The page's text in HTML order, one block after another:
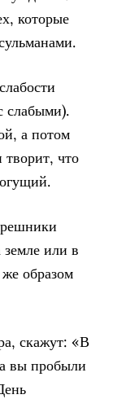
которые
слабыми).
а потом
творит, что
земле или в
образом
скажут: «В
вы пробыли